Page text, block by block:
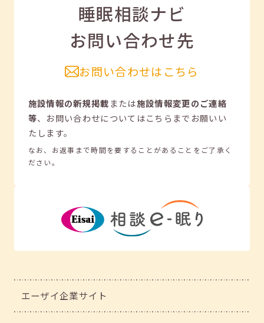
睡眠相談ナビ
お問い合わせ先
お問い合わせはこちら
施設情報の新規掲載または施設情報変更のご連絡
等、 お問い合わせについてはこちらまでお願いい
たします。
なお、お返事まで時間を要することがあることをご了承く
ださい。
エーザイ企業サイト